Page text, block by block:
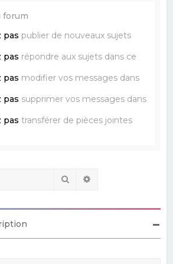
forum
pas publier de nouveaux sujets
pas répondre aux sujets dans ce
pas modifier vos messages dans
pas supprimer vos messages dans
pas transférer de pièces jointes
Rechercher